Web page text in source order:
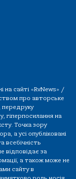
на сайті «RvNews» /
про авторське
передруку
гіперпосилання на
Точка зору
а усі опубліковані
всебічність
відповідає за
а також може не
сайту в